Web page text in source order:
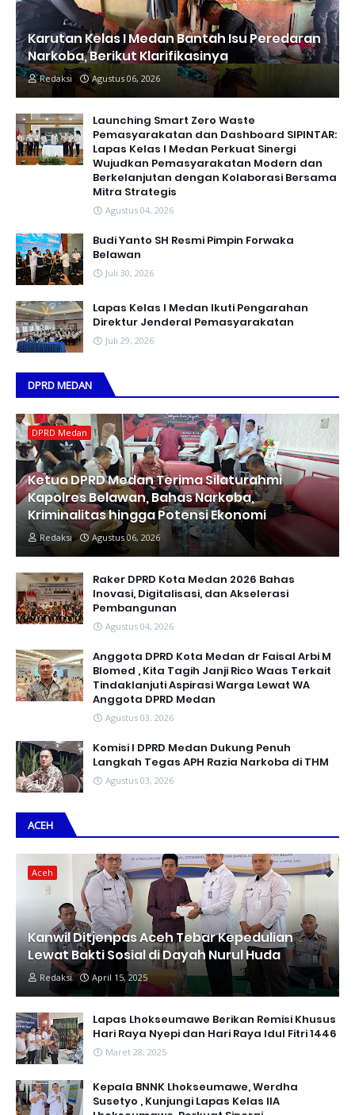
Karutan Kelas I Medan Bantah Isu Peredaran
Narkoba, Berikut Klarifikasinya
Redaksi Agustus 06, 2026
Launching Smart Zero Waste
Pemasyarakatan dan Dashboard SIPINTAR:
Lapas Kelas I Medan Perkuat Sinergi
Wujudkan Pemasyarakatan Modern dan
Berkelanjutan dengan Kolaborasi Bersama
Mitra Strategis
Agustus 04, 2026
Budi Yanto SH Resmi Pimpin Forwaka
Belawan
Juli 30, 2026
Lapas Kelas I Medan Ikuti Pengarahan
Direktur Jenderal Pemasyarakatan
Juli 29, 2026
DPRD MEDAN
DPRD Medan
Ketua DPRD Medan Terima Silaturahmi
Kapolres Belawan, Bahas Narkoba,
Kriminalitas hingga Potensi Ekonomi
Redaksi Agustus 06, 2026
Raker DPRD Kota Medan 2026 Bahas
Inovasi, Digitalisasi, dan Akselerasi
Pembangunan
Agustus 04, 2026
Anggota DPRD Kota Medan dr Faisal Arbi M
Blomed , Kita Tagih Janji Rico Waas Terkait
Tindaklanjuti Aspirasi Warga Lewat WA
Anggota DPRD Medan
Agustus 03, 2026
Komisi I DPRD Medan Dukung Penuh
Langkah Tegas APH Razia Narkoba di THM
Agustus 03, 2026
ACEH
Aceh
Kanwil Ditjenpas Aceh Tebar Kepedulian
Lewat Bakti Sosial di Dayah Nurul Huda
Redaksi April 15, 2025
Lapas Lhokseumawe Berikan Remisi Khusus
Hari Raya Nyepi dan Hari Raya Idul Fitri 1446
Maret 28, 2025
Kepala BNNK Lhokseumawe, Werdha
Susetyo , Kunjungi Lapas Kelas IIA